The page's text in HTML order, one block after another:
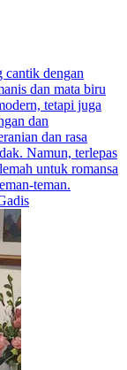
cantik dengan
dan mata biru
tetapi juga
dan
dan rasa
Namun, terlepas
untuk romansa
teman.